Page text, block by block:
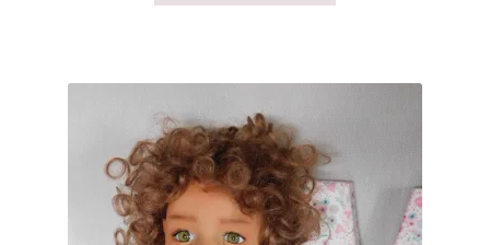
était :
est :